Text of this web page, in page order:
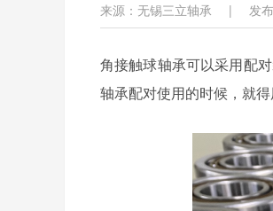
来源：无锡三立轴承 | 发
角接触球轴承可以采用配
轴承配对使用的时候，就